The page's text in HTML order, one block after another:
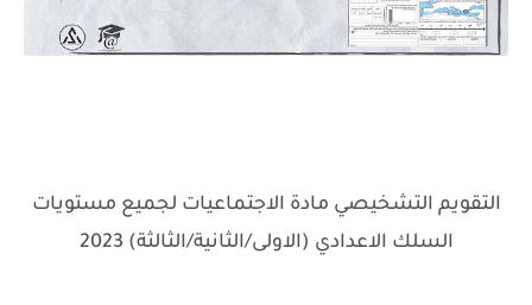
التقويم التشخيصي مادة الاجتماعيات لجميع مستويات
السلك الاعدادي (الاولى/الثانية/الثالثة) 2023